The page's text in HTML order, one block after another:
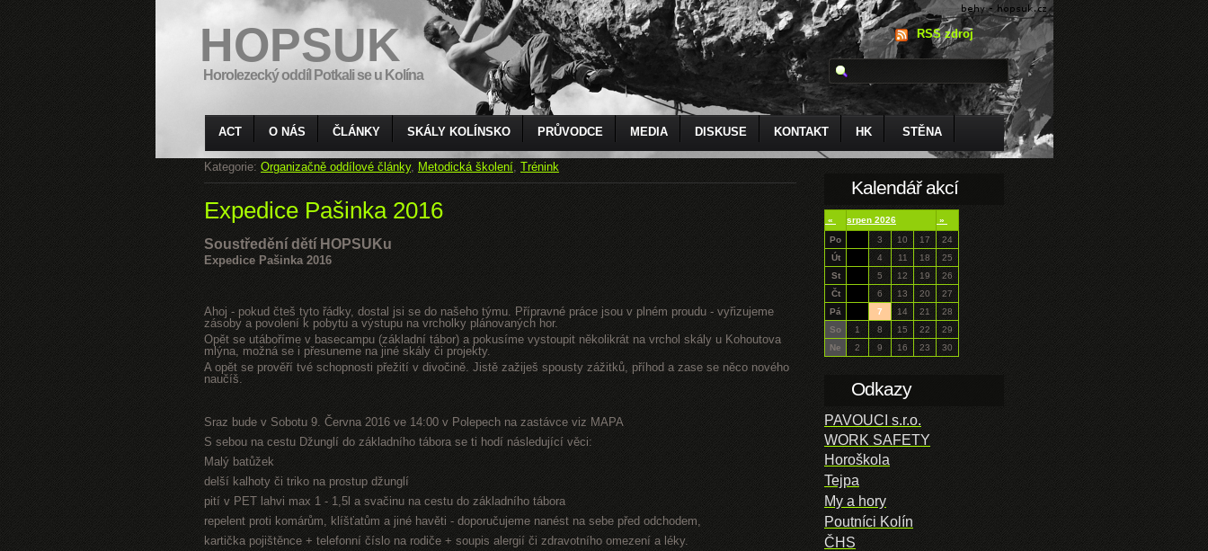
HOPSUK
Horolezecký oddíl Potkali se u Kolína
RSS zdroj
ACT O NÁS ČLÁNKY SKÁLY KOLÍNSKO PRŮVODCE MEDIA DISKUSE KONTAKT HK STĚNA
Kategorie: Organizačně oddílové články, Metodická školení, Trénink
Expedice Pašinka 2016
Soustředění dětí HOPSUKu
Expedice Pašinka 2016
Ahoj - pokud čteš tyto řádky, dostal jsi se do našeho týmu. Přípravné práce jsou v plném proudu - vyřizujeme
zásoby a povolení k pobytu a výstupu na vrcholky plánovaných hor.
Opět se utáboříme v basecampu (základní tábor) a pokusíme vystoupit několikrát na vrchol skály u Kohoutova
mlýna, možná se i přesuneme na jiné skály či projekty.
A opět se prověří tvé schopnosti přežití v divočině. Jistě zažiješ spousty zážitků, příhod a zase se něco nového
naučíš.
Sraz bude v Sobotu 9. Června 2016 ve 14:00 v Polepech na zastávce viz MAPA
S sebou na cestu Džunglí do základního tábora se ti hodí následující věci:
Malý batůžek
delší kalhoty či triko na prostup džunglí
pití v PET lahvi max 1 - 1,5l a svačinu na cestu do základního tábora
repelent proti komárům, klíšťatům a jiné havěti - doporučujeme nanést na sebe před odchodem,
kartička pojištěnce + telefonní číslo na rodiče + soupis alergií či zdravotního omezení a léky.
Kalendář akcí
« srpen 2026
»
Po
3 10 17
24
Út
4 11 18
25
St
5 12 19
26
Čt
6 13 20
27
Pá
7 14 21
28
So
1 8 15 22
29
Ne
2 9 16 23 30
Odkazy
PAVOUCI s.r.o.
WORK SAFETY
Horoškola
Tejpa
My a hory
Poutníci Kolín
ČHS